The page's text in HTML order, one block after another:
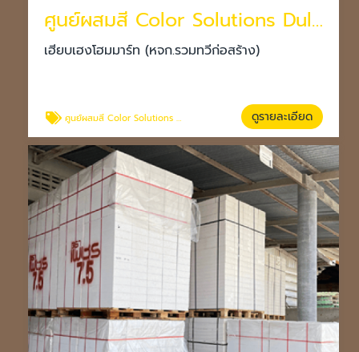
ศูนย์ผสมสี Color Solutions Dulux โคราช
เฮียบเฮงโฮมมาร์ท (หจก.รวมทวีก่อสร้าง)
ศูนย์ผสมสี Color Solutions Dulux โคราช ดูรายละเอียด